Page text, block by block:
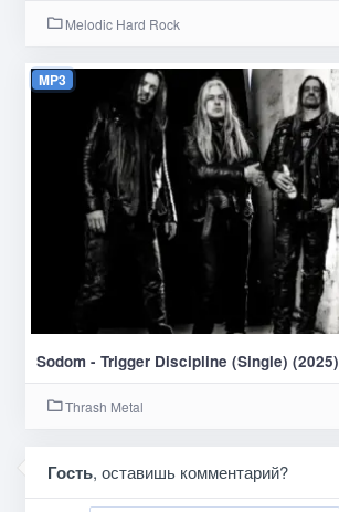
Melodic Hard Rock
MP3
Sodom - Trigger Discipline (Single) (2025)
Thrash Metal
Гость, оставишь комментарий?